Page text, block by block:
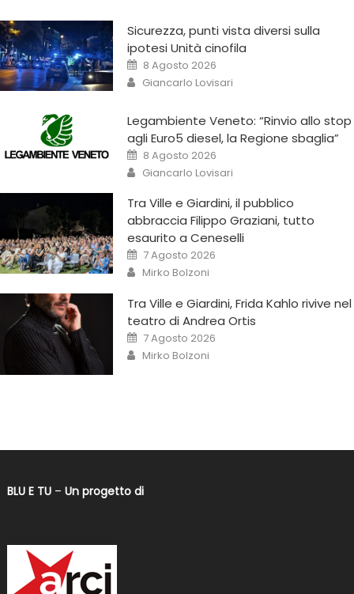
Sicurezza, punti vista diversi sulla
ipotesi Unità cinofila
8 Agosto 2026
Giancarlo Lovisari
Legambiente Veneto: “Rinvio allo stop
agli Euro5 diesel, la Regione sbaglia”
8 Agosto 2026
Giancarlo Lovisari
Tra Ville e Giardini, il pubblico
abbraccia Filippo Graziani, tutto
esaurito a Ceneselli
7 Agosto 2026
Mirko Bolzoni
Tra Ville e Giardini, Frida Kahlo rivive nel
teatro di Andrea Ortis
7 Agosto 2026
Mirko Bolzoni
BLU E TU– Un progetto di